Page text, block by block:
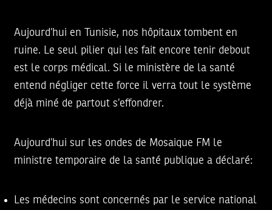
Aujourd’hui en Tunisie, nos hôpitaux tombent en
ruine. Le seul pilier qui les fait encore tenir debout
est le corps médical. Si le ministère de la santé
entend négliger cette force il verra tout le système
déjà miné de partout s’effondrer.
Aujourd’hui sur les ondes de Mosaique FM le
ministre temporaire de la santé publique a déclaré:
Les médecins sont concernés par le service national